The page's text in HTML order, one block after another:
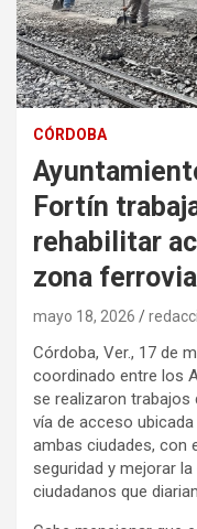
CÓRDOBA
Fortín
rehabilitar
zona
mayo 18, 2026
Córdoba, Ver., 17 de
coordinado entre los
se realizaron trabajos
vía de acceso
ambas ciudades, con
seguridad y mejorar
ciudadanos que